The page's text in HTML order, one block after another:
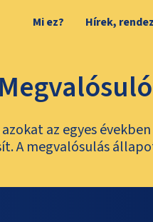
Mi ez? Hírek,
az egyes
A megvalósulás